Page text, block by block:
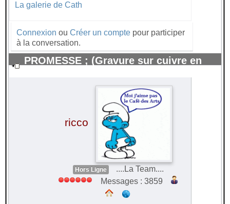
La galerie de Cath
Connexion ou Créer un compte pour participer
à la conversation.
PROMESSE ; (Gravure sur cuivre en
ricco
Hors Ligne
....La Team....
Messages : 3859